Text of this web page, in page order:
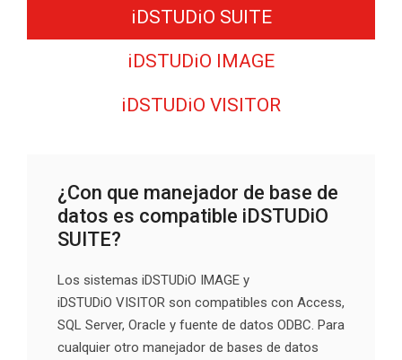
iDSTUDiO SUITE
iDSTUDiO IMAGE
iDSTUDiO VISITOR
¿Con que manejador de base de
datos es compatible iDSTUDiO
SUITE?
Los sistemas iDSTUDiO IMAGE y
iDSTUDiO VISITOR son compatibles con Access,
SQL Server, Oracle y fuente de datos ODBC. Para
cualquier otro manejador de bases de datos